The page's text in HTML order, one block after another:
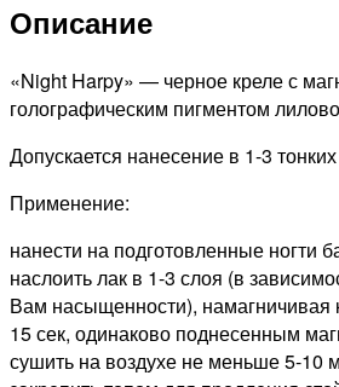
Polish
Harpy,
9мл
Описание
«Night Harpy» — черное креле с
голографическим пигментом
Допускается нанесение в 1-3
Применение:
нанести на подготовленные ногти
наслоить лак в 1-3 слоя (в
Вам насыщенности), намагничивая
15 сек, одинаково поднесенным
сушить на воздухе не меньше 5-10